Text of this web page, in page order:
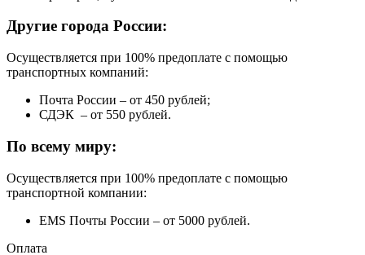
Другие города России:
Осуществляется при 100% предоплате с помощью
транспортных компаний:
Почта России – от 450 рублей;
СДЭК – от 550 рублей.
По всему миру:
Осуществляется при 100% предоплате с помощью
транспортной компании:
EMS Почты России – от 5000 рублей.
Оплата